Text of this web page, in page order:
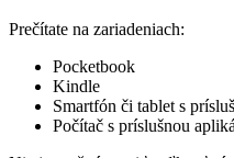
Prečítate na zariadeniach:
Pocketbook
Kindle
Smartfón či tablet s
Počítač s príslušnou